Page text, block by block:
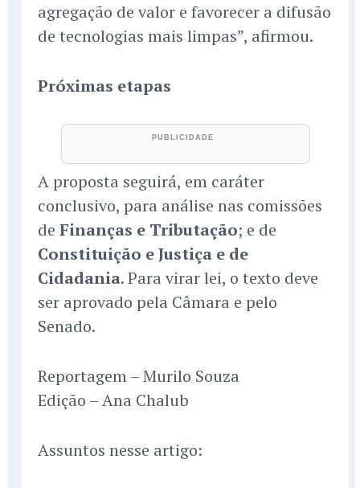
agregação de valor e favorecer a difusão
de tecnologias mais limpas”, afirmou.
Próximas etapas
A proposta seguirá, em caráter
conclusivo, para análise nas comissões
de Finanças e Tributação; e de
Constituição e Justiça e de
Cidadania. Para virar lei, o texto deve
ser aprovado pela Câmara e pelo
Senado.
Reportagem – Murilo Souza
Edição – Ana Chalub
Assuntos nesse artigo: